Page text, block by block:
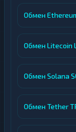
Обмен
Обмен Litecoin
Обмен Solana
Обмен Tether